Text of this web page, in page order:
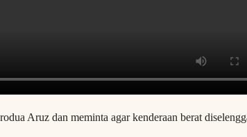
Aruz dan meminta agar kenderaan berat